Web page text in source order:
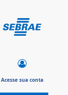
Acesse sua conta